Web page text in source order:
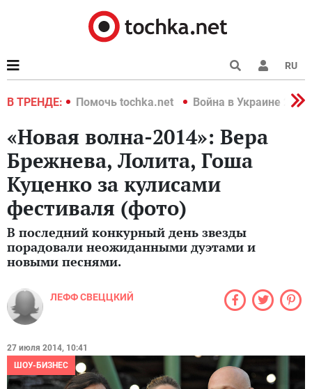
RU
В ТРЕНДЕ:
2022 Помочь tochka.net Война в Украине 2022
«Новая волна-2014»: Вера
Брежнева, Лолита, Гоша
Куценко за кулисами
фестиваля (фото)
В последний конкурный день звезды
порадовали неожиданными дуэтами и
новыми песнями.
ЛЕФФ СВЕЦЦКИЙ
27 июля 2014, 10:41
ШОУ-БИЗНЕС